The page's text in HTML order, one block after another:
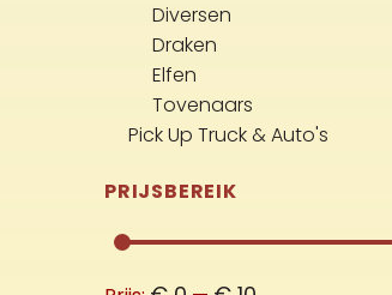
Diversen
Draken
Elfen
Tovenaars
Pick Up Truck & Auto's
PRIJSBEREIK